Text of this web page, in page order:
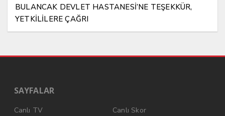
BULANCAK DEVLET HASTANESİ’NE TEŞEKKÜR,
YETKİLİLERE ÇAĞRI
SAYFALAR
Canlı TV
Canlı Skor